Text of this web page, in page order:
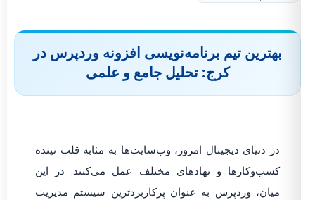
بهترین تیم برنامه‌نویسی افزونه وردپرس در
کرج: تحلیل جامع و علمی
در دنیای دیجیتال امروز، وب‌سایت‌ها به مثابه قلب تپنده
کسب‌وکارها و نهادهای مختلف عمل می‌کنند. در این
میان، وردپرس به عنوان پرکاربردترین سیستم مدیریت